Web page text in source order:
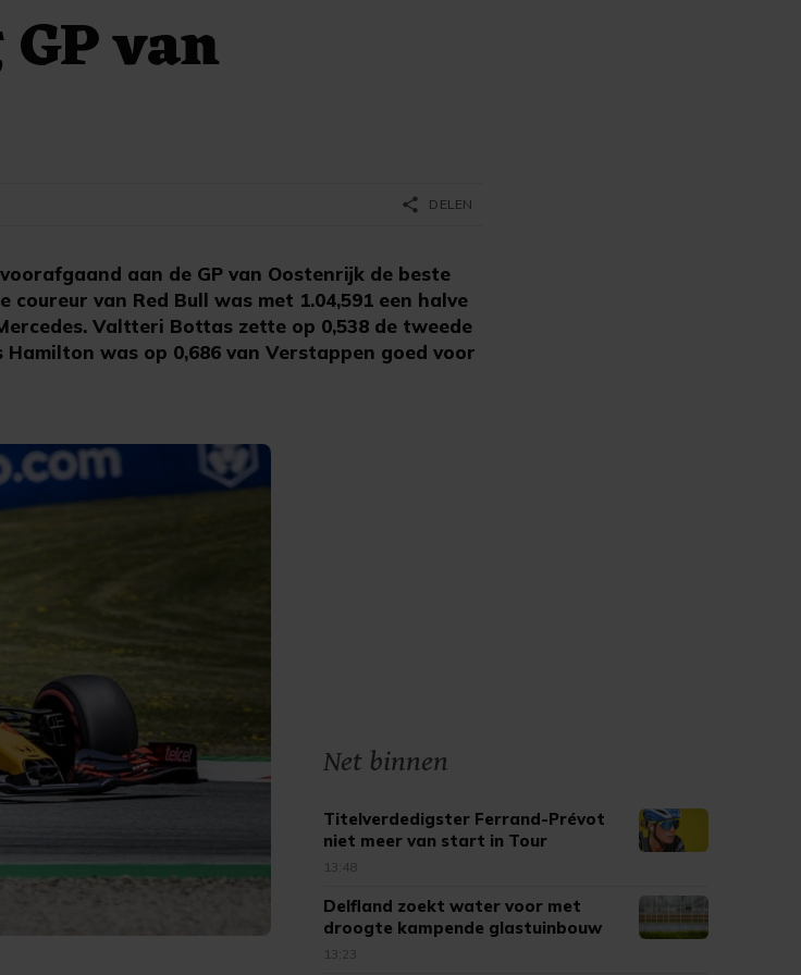
van
aan de GP van Oostenrijk de beste
van Red Bull was met 1.04,591 een halve
Valtteri Bottas zette op 0,538 de tweede
was op 0,686 van Verstappen goed voor
share DELEN
Net binnen
Titelverdedigster Ferrand-Prévot
niet meer van start in Tour
13:48
Delfland zoekt water voor met
droogte kampende glastuinbouw
13:23